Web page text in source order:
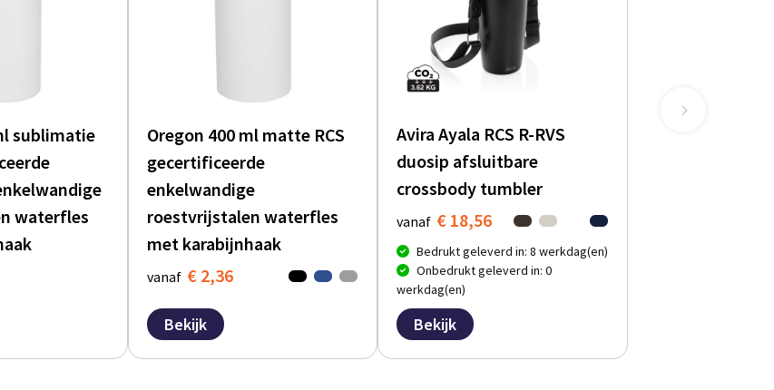
sublimatie
waterfles
Oregon 400 ml matte RCS
gecertificeerde
enkelwandige
roestvrijstalen waterfles
met karabijnhaak
vanaf € 2,36
Bekijk
Avira Ayala RCS R-RVS
duosip afsluitbare
crossbody tumbler
vanaf € 18,56
Bedrukt geleverd in: 8 werkdag(en)
Onbedrukt geleverd in: 0
werkdag(en)
Bekijk